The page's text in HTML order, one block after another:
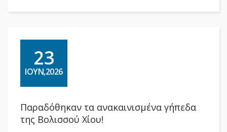
23
ΙΟΥΝ,2026
Παραδόθηκαν τα ανακαινισμένα γήπεδα
της Βολισσού Χίου!